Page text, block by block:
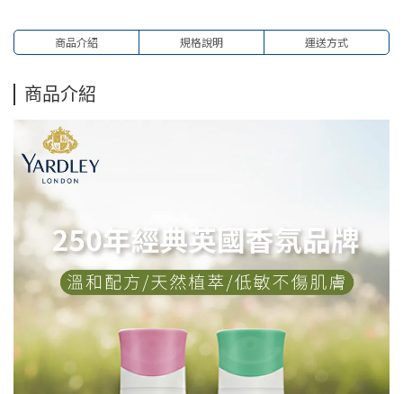
商品介紹 規格說明 運送方式
商品介紹